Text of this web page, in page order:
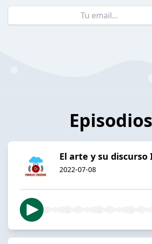
Episodios
El arte y su discurso
2022-07-08